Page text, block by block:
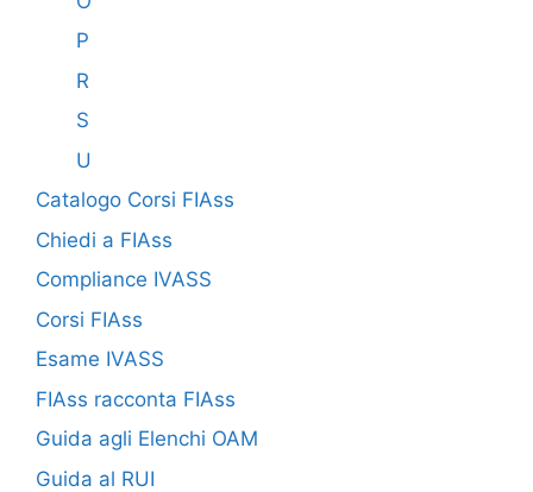
P
R
S
U
Catalogo Corsi FIAss
Chiedi a FIAss
Compliance IVASS
Corsi FIAss
Esame IVASS
FIAss racconta FIAss
Guida agli Elenchi OAM
Guida al RUI